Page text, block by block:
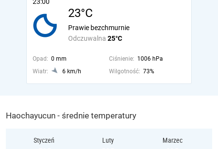
23°C
Odczuwalna 25°C
Prawie bezchmurnie
Opad: 0 mm Ciśnienie: 1006 hPa
Wiatr:
6 km/h Wilgotność: 73%
Haochayucun - średnie temperatury
Styczeń Luty Marzec